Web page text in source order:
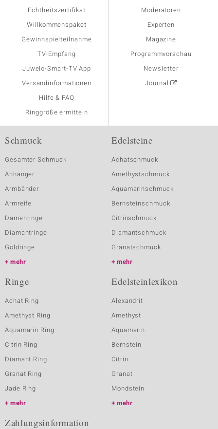
Echtheitszertifikat
Willkommenspaket
Gewinnspielteilnahme
TV-Empfang
Juwelo-Smart-TV App
Versandinformationen
Hilfe & FAQ
Ringgröße ermitteln
Moderatoren
Experten
Magazine
Programmvorschau
Newsletter
Journal
Schmuck
Gesamter Schmuck
Anhänger
Armbänder
Armreife
Damenringe
Diamantringe
Goldringe
mehr
Edelsteine
Achatschmuck
Amethystschmuck
Aquamarinschmuck
Bernsteinschmuck
Citrinschmuck
Diamantschmuck
Granatschmuck
mehr
Ringe
Achat Ring
Amethyst Ring
Aquamarin Ring
Citrin Ring
Diamant Ring
Granat Ring
Jade Ring
mehr
Edelsteinlexikon
Alexandrit
Amethyst
Aquamarin
Bernstein
Citrin
Granat
Mondstein
mehr
Zahlungsinformation